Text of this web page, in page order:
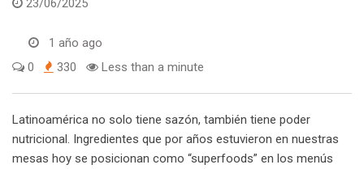
23/06/2025
1 año ago
0
330 Less than a minute
Latinoamérica no solo tiene sazón, también tiene poder
nutricional. Ingredientes que por años estuvieron en nuestras
mesas hoy se posicionan como “superfoods” en los menús